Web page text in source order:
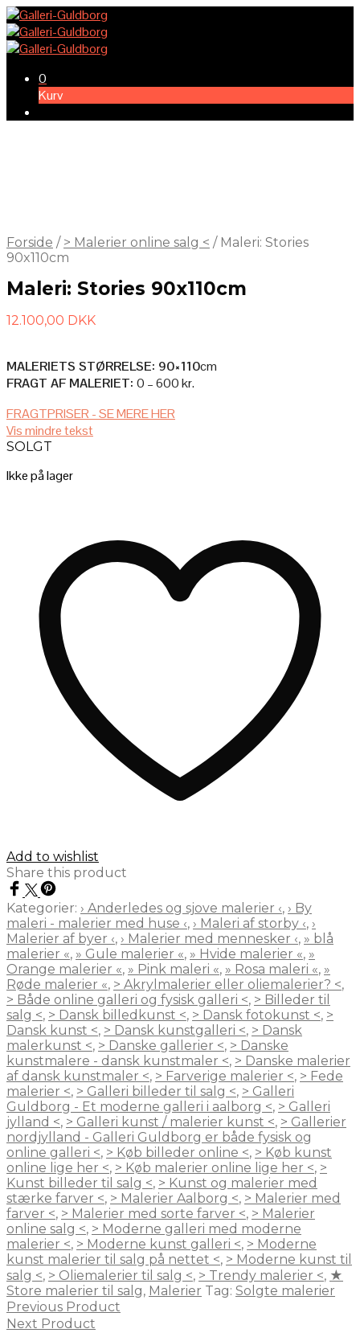
0
Kurv
Forside / > Malerier online salg < /Maleri: Stories
90x110cm
Maleri: Stories 90x110cm
12.100,00 DKK
MALERIETS STØRRELSE: 90×110cm
FRAGT AF MALERIET: 0 – 600 kr.
AFHENTNING I ATELIET
Afhenter du selv maleriet i ateliet, så er det selvfølgelig helt gratis!
FRAGTPRISER - SE MERE HER
Vis mindre tekst
SOLGT
Ikke på lager
Add to wishlist
Share this product
Kategorier: › Anderledes og sjove malerier ‹, › By
maleri - malerier med huse ‹, › Maleri af storby ‹, ›
Malerier af byer ‹, › Malerier med mennesker ‹, » blå
malerier «, » Gule malerier «, » Hvide malerier «, »
Orange malerier «, » Pink maleri «, » Rosa maleri «, »
Røde malerier «, > Akrylmalerier eller oliemalerier? <,
> Både online galleri og fysisk galleri <, > Billeder til
salg <, > Dansk billedkunst <, > Dansk fotokunst <, >
Dansk kunst <, > Dansk kunstgalleri <, > Dansk
malerkunst <, > Danske gallerier <, > Danske
kunstmalere - dansk kunstmaler <, > Danske malerier
af dansk kunstmaler <, > Farverige malerier <, > Fede
malerier <, > Galleri billeder til salg <, > Galleri
Guldborg - Et moderne galleri i aalborg <, > Galleri
jylland <, > Galleri kunst / malerier kunst <, > Gallerier
nordjylland - Galleri Guldborg er både fysisk og
online galleri <, > Køb billeder online <, > Køb kunst
online lige her <, > Køb malerier online lige her <, >
Kunst billeder til salg <, > Kunst og malerier med
stærke farver <, > Malerier Aalborg <, > Malerier med
farver <, > Malerier med sorte farver <, > Malerier
online salg <, > Moderne galleri med moderne
malerier <, > Moderne kunst galleri <, > Moderne
kunst malerier til salg på nettet <, > Moderne kunst til
salg <, > Oliemalerier til salg <, > Trendy malerier <, ★
Store malerier til salg, Malerier Tag: Solgte malerier
Previous Product
Next Product